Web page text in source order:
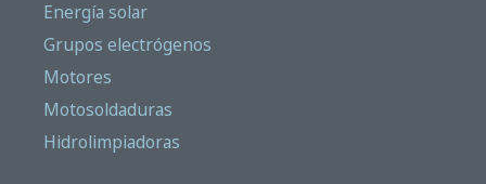
Energía solar
Grupos electrógenos
Motores
Motosoldaduras
Hidrolimpiadoras